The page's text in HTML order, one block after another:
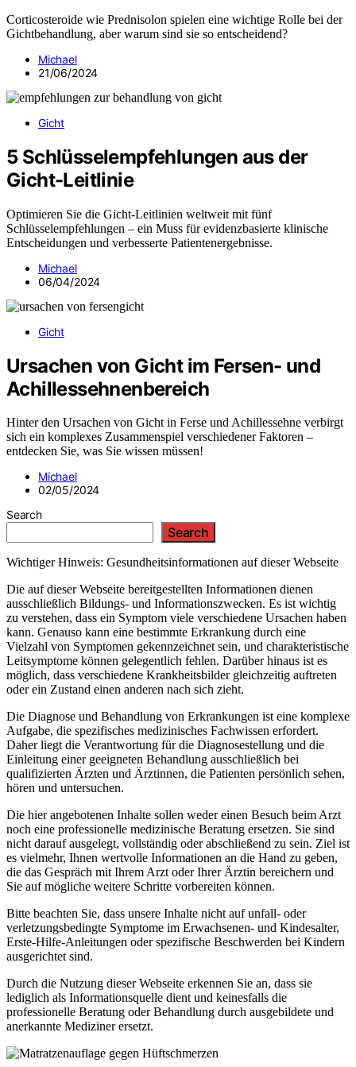
Corticosteroide wie Prednisolon spielen eine wichtige Rolle bei der
Gichtbehandlung, aber warum sind sie so entscheidend?
Michael
21/06/2024
Gicht
5 Schlüsselempfehlungen aus der
Gicht-Leitlinie
Optimieren Sie die Gicht-Leitlinien weltweit mit fünf
Schlüsselempfehlungen – ein Muss für evidenzbasierte klinische
Entscheidungen und verbesserte Patientenergebnisse.
Michael
06/04/2024
Gicht
Ursachen von Gicht im Fersen- und
Achillessehnenbereich
Hinter den Ursachen von Gicht in Ferse und Achillessehne verbirgt
sich ein komplexes Zusammenspiel verschiedener Faktoren –
entdecken Sie, was Sie wissen müssen!
Michael
02/05/2024
Search
Search
Wichtiger Hinweis: Gesundheitsinformationen auf dieser Webseite
Die auf dieser Webseite bereitgestellten Informationen dienen
ausschließlich Bildungs- und Informationszwecken. Es ist wichtig
zu verstehen, dass ein Symptom viele verschiedene Ursachen haben
kann. Genauso kann eine bestimmte Erkrankung durch eine
Vielzahl von Symptomen gekennzeichnet sein, und charakteristische
Leitsymptome können gelegentlich fehlen. Darüber hinaus ist es
möglich, dass verschiedene Krankheitsbilder gleichzeitig auftreten
oder ein Zustand einen anderen nach sich zieht.
Die Diagnose und Behandlung von Erkrankungen ist eine komplexe
Aufgabe, die spezifisches medizinisches Fachwissen erfordert.
Daher liegt die Verantwortung für die Diagnosestellung und die
Einleitung einer geeigneten Behandlung ausschließlich bei
qualifizierten Ärzten und Ärztinnen, die Patienten persönlich sehen,
hören und untersuchen.
Die hier angebotenen Inhalte sollen weder einen Besuch beim Arzt
noch eine professionelle medizinische Beratung ersetzen. Sie sind
nicht darauf ausgelegt, vollständig oder abschließend zu sein. Ziel ist
es vielmehr, Ihnen wertvolle Informationen an die Hand zu geben,
die das Gespräch mit Ihrem Arzt oder Ihrer Ärztin bereichern und
Sie auf mögliche weitere Schritte vorbereiten können.
Bitte beachten Sie, dass unsere Inhalte nicht auf unfall- oder
verletzungsbedingte Symptome im Erwachsenen- und Kindesalter,
Erste-Hilfe-Anleitungen oder spezifische Beschwerden bei Kindern
ausgerichtet sind.
Durch die Nutzung dieser Webseite erkennen Sie an, dass sie
lediglich als Informationsquelle dient und keinesfalls die
professionelle Beratung oder Behandlung durch ausgebildete und
anerkannte Mediziner ersetzt.